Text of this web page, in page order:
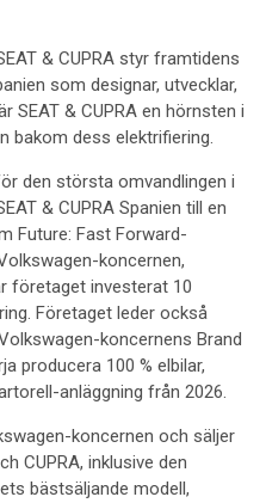
& CUPRA styr framtidens
som designar, utvecklar,
SEAT & CUPRA en hörnsten i
bakom dess elektrifiering.
den största omvandlingen i
& CUPRA Spanien till en
Future: Fast Forward-
koncernen,
företaget investerat 10
Företaget leder också
koncernens Brand
producera 100 % elbilar,
anläggning från 2026.
koncernen och säljer
CUPRA, inklusive den
bästsäljande modell,